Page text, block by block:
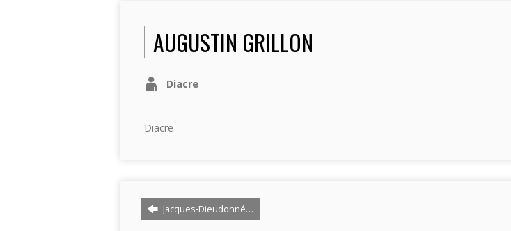
AUGUSTIN GRILLON
Diacre
Diacre
Jacques-Dieudonné…